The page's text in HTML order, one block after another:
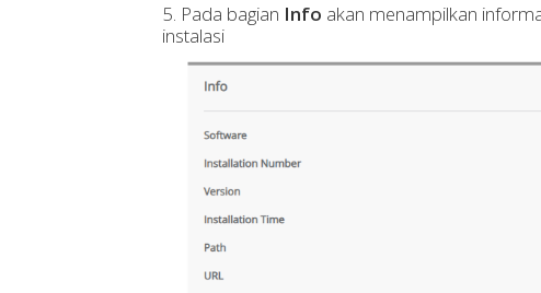
5. Pada bagian Info akan menampilkan
instalasi